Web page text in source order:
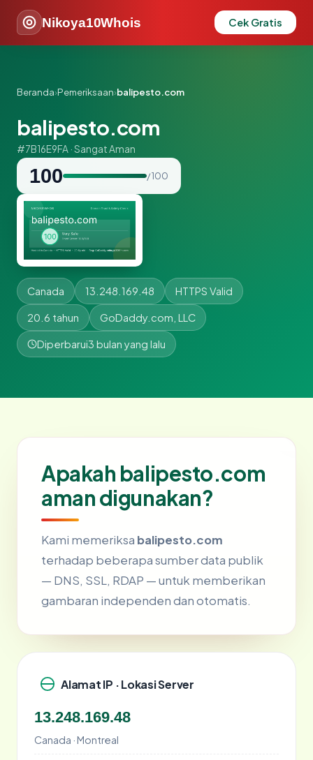
Nikoya10Whois Cek Gratis
Beranda›Pemeriksaan›balipesto.com
balipesto.com
#7B16E9FA · Sangat Aman
100 / 100
Canada 13.248.169.48 HTTPS Valid
20.6 tahun GoDaddy.com, LLC
Diperbarui3 bulan yang lalu
Apakah balipesto.com
aman digunakan?
Kami memeriksa balipesto.com
terhadap beberapa sumber data publik
— DNS, SSL, RDAP — untuk memberikan
gambaran independen dan otomatis.
Alamat IP · Lokasi Server
13.248.169.48
Canada · Montreal